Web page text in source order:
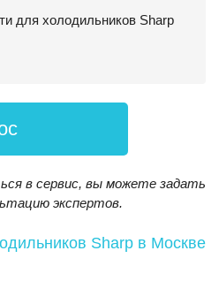
для холодильников Sharp
в сервис, вы можете задать
экспертов.
Sharp в Москве